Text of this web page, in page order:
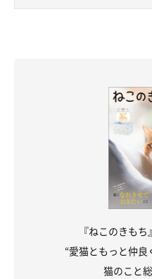
『ねこのきも
“愛猫ともっと仲良
猫のこと